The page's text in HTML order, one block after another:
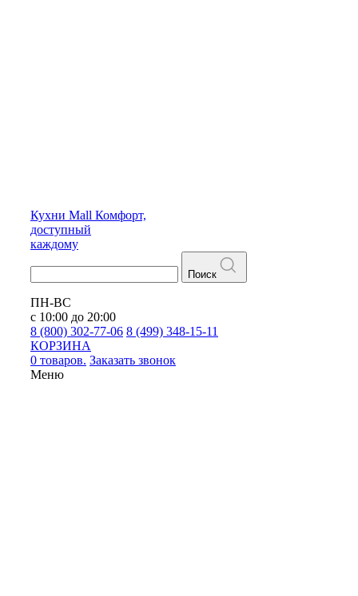
Кухни Mall Комфорт,
доступный
каждому
Поиск
ПН-ВС
с 10:00 до 20:00
8 (800) 302-77-06 8 (499) 348-15-11
КОРЗИНА
0 товаров. Заказать звонок
Меню